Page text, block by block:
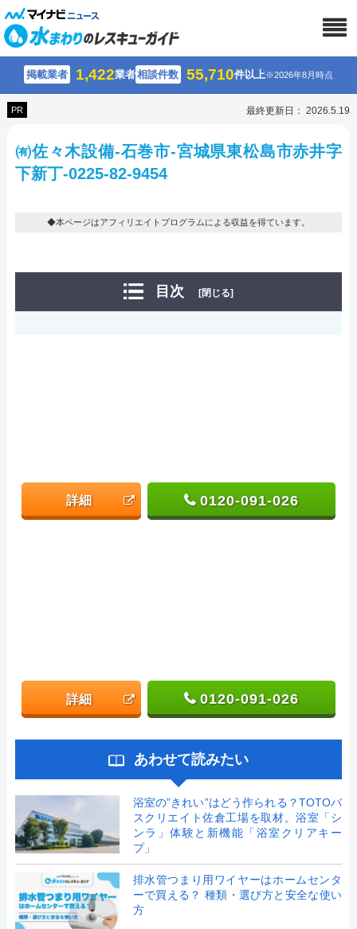
掲載業者 1,422業者相談件数 55,710件以上※2026年8月時点
PR 最終更新日： 2026.5.19
㈲佐々木設備-石巻市-宮城県東松島市赤井字
下新丁-0225-82-9454
◆本ページはアフィリエイトプログラムによる収益を得ています。
目次 [閉じる]
詳細 0120-091-026
詳細 0120-091-026
あわせて読みたい
浴室の”きれい”はどう作られる？TOTOバ
スクリエイト佐倉工場を取材。浴室「シ
ンラ」体験と新機能「浴室クリアキー
プ」
排水管つまり用ワイヤーはホームセンタ
ーで買える？ 種類・選び方と安全な使い
方